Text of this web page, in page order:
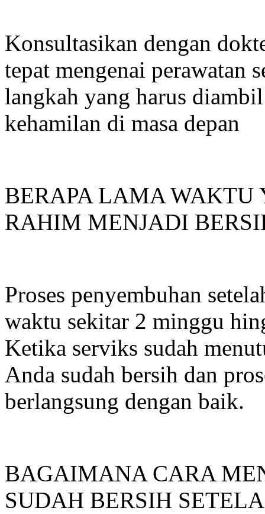
Konsultasikan dengan
tepat mengenai perawatan
langkah yang harus
kehamilan di masa depan
BERAPA LAMA
RAHIM MENJADI
Proses penyembuhan
waktu sekitar 2 minggu
Ketika serviks sudah
Anda sudah bersih dan
berlangsung dengan baik.
BAGAIMANA CARA
SUDAH BERSIH